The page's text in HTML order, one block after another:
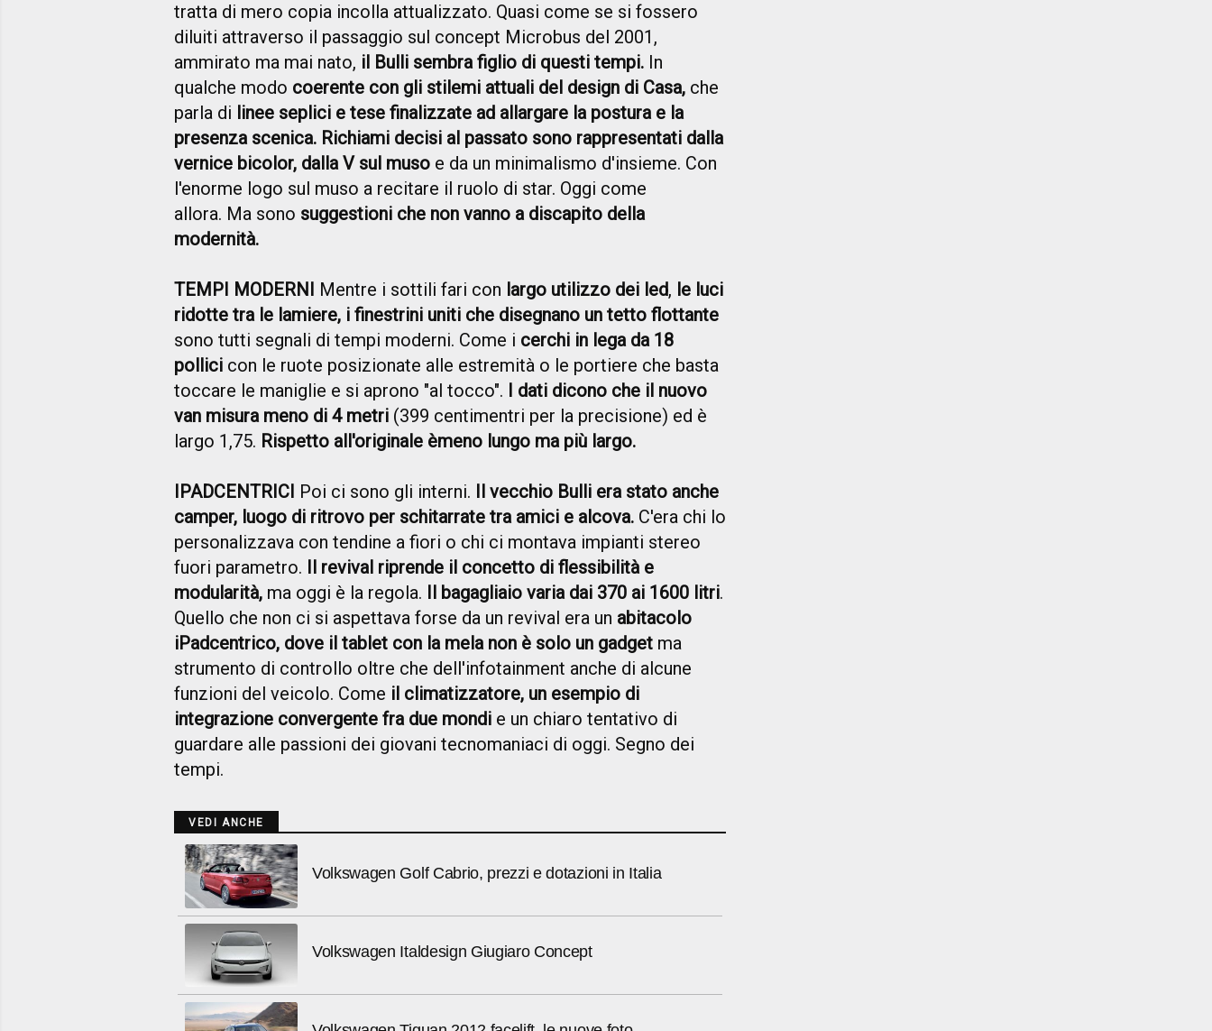
tratta di mero copia incolla attualizzato. Quasi come se si fossero
diluiti attraverso il passaggio sul concept Microbus del 2001,
ammirato ma mai nato, il Bulli sembra figlio di questi tempi. In
qualche modo coerente con gli stilemi attuali del design di Casa, che
parla di linee seplici e tese finalizzate ad allargare la postura e la
presenza scenica. Richiami decisi al passato sono rappresentati dalla
vernice bicolor, dalla V sul muso e da un minimalismo d'insieme. Con
l'enorme logo sul muso a recitare il ruolo di star. Oggi come
allora. Ma sono suggestioni che non vanno a discapito della
modernità.
TEMPI MODERNI Mentre i sottili fari con largo utilizzo dei led, le luci
ridotte tra le lamiere, i finestrini uniti che disegnano un tetto flottante
sono tutti segnali di tempi moderni. Come i cerchi in lega da 18
pollici con le ruote posizionate alle estremità o le portiere che basta
toccare le maniglie e si aprono "al tocco". I dati dicono che il nuovo
van misura meno di 4 metri (399 centimentri per la precisione) ed è
largo 1,75. Rispetto all'originale èmeno lungo ma più largo.
IPADCENTRICI Poi ci sono gli interni. Il vecchio Bulli era stato anche
camper, luogo di ritrovo per schitarrate tra amici e alcova. C'era chi lo
personalizzava con tendine a fiori o chi ci montava impianti stereo
fuori parametro. Il revival riprende il concetto di flessibilità e
modularità, ma oggi è la regola. Il bagagliaio varia dai 370 ai 1600 litri.
Quello che non ci si aspettava forse da un revival era un abitacolo
iPadcentrico, dove il tablet con la mela non è solo un gadget ma
strumento di controllo oltre che dell'infotainment anche di alcune
funzioni del veicolo. Come il climatizzatore, un esempio di
integrazione convergente fra due mondi e un chiaro tentativo di
guardare alle passioni dei giovani tecnomaniaci di oggi. Segno dei
tempi.
VEDI ANCHE
Volkswagen Golf Cabrio, prezzi e dotazioni in Italia
Volkswagen Italdesign Giugiaro Concept